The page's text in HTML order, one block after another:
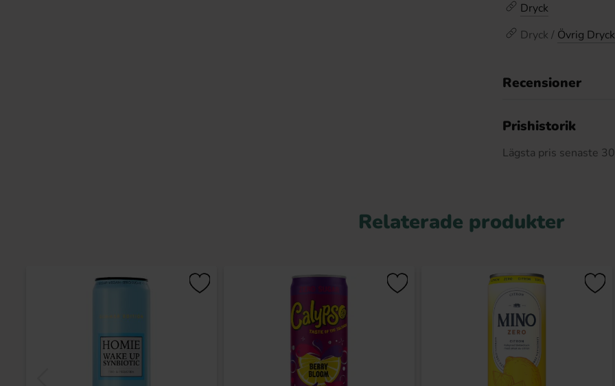
Dryck
Dryck / Övrig Dryck
Recensioner
Prishistorik
Lägsta pris senaste
Relaterade produkter